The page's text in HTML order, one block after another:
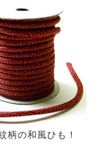
柄の和風ひも！